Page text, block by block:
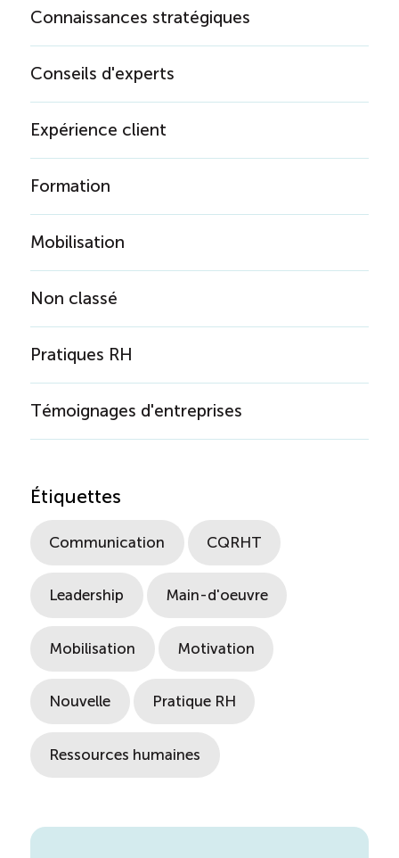
Connaissances stratégiques
Conseils d'experts
Expérience client
Formation
Mobilisation
Non classé
Pratiques RH
Témoignages d'entreprises
Étiquettes
Communication CQRHT
Leadership Main-d'oeuvre
Mobilisation Motivation
Nouvelle Pratique RH
Ressources humaines